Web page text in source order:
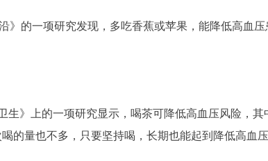
》的一项研究发现，多吃香蕉或苹果，能降低高血
生》上的一项研究显示，喝茶可降低高血压风险，
的量也不多，只要坚持喝，长期也能起到降低高血压